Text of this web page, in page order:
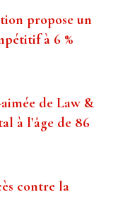
propose un
à 6 %
de Law &
à l’âge de 86
contre la